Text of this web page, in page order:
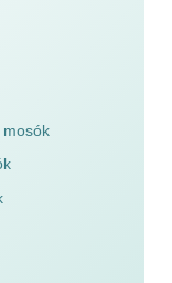
mosók